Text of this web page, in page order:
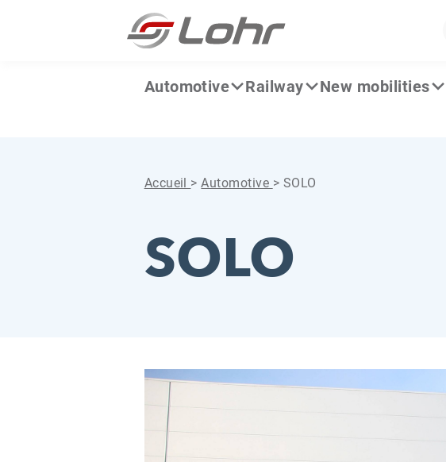
Aller directement au contenu
Automotive Railway New mobilities
Accueil >Automotive > SOLO
SOLO
Panneau de gestion des cookies